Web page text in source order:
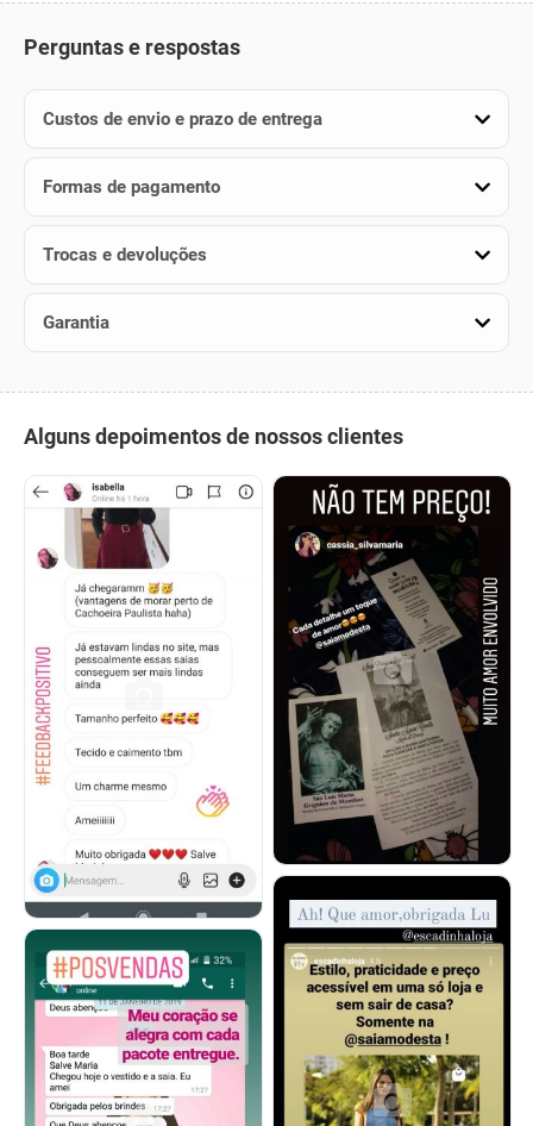
Perguntas e respostas
Custos de envio e prazo de entrega
Formas de pagamento
Trocas e devoluções
Garantia
Alguns depoimentos de nossos clientes